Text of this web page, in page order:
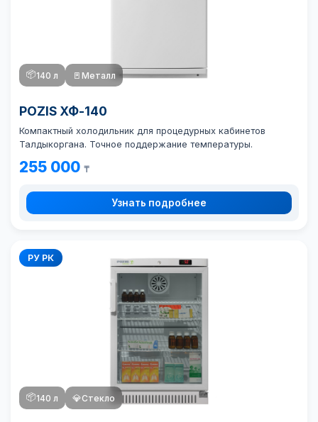
📦140 л 🚪 Металл
POZIS ХФ-140
Компактный холодильник для процедурных кабинетов
Талдыкоргана. Точное поддержание температуры.
255 000 ₸
Узнать подробнее
РУ РК
📦140 л 💎Стекло